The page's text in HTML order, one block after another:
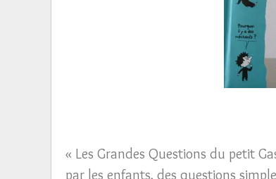
« Les Grandes Questions du petit
par les enfants, des questions